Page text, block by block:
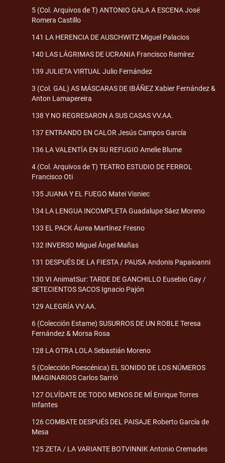
5 (Col. Arquivos de T) ANTONIO GALA A ESCENA José
Romera Castillo
141 LA HERENCIA DE AUSCHWITZ Miguel Palacios
140 LAS LÁGRIMAS DE UCRANIA Francisco Ramírez
139 JULIETA VIRTUAL Julio Fernández
3 (Col. GAL) AS MÁSCARAS DE IBÁÑEZ Xabier Fernández &
Anton Lamapereira
138 Y NO REGRESARON A SUS CASAS VV.AA.
137 ENTRANDO EN CALOR Jesús Campos García
136 LA VALENTÍA EN SU REFUGIO Amelie Blume
4 (Col. Arquivos de T) TEATRO ESTUDIO DE FERROL
Francisco Oti
135 JUANA Y EL FUEGO Matei Visniec
134 LA LENGUA INCOMPLETA Guadalupe Sáez Moreno
133 EL PACK Áurea Martínez Fresno
132 INVERSO Miguel Ángel Mañas
131 DESPUÉS DE LA FIESTA / PAUSA Andonis Papaioanni
130 VI AnimatSur: TARDE DE GANCHILLO Eusebio Gay /
SETECIENTOS SACOS Ignacio Pajón
129 ALEGRÍA VV.AA.
6 (Colección Estame) SUSURROS DE UN ROBLE Teresa
Fernández & Morsa Rosa
128 LA OTRA LOLA Sebastián Moreno
5 (Colección Poescénica) EL SONIDO DE LOS NÚMEROS
IMAGINARIOS Carlos Sarrió
127 OLVÍDATE DE TODO MENOS DE MÍ Enrique Torres
Infantes
126 COMBATE DESPUÉS DEL PAISAJE Roberto García de
Mesa
125 ZETA / LA VARIANTE BOTVINNIK Antonio Cremades